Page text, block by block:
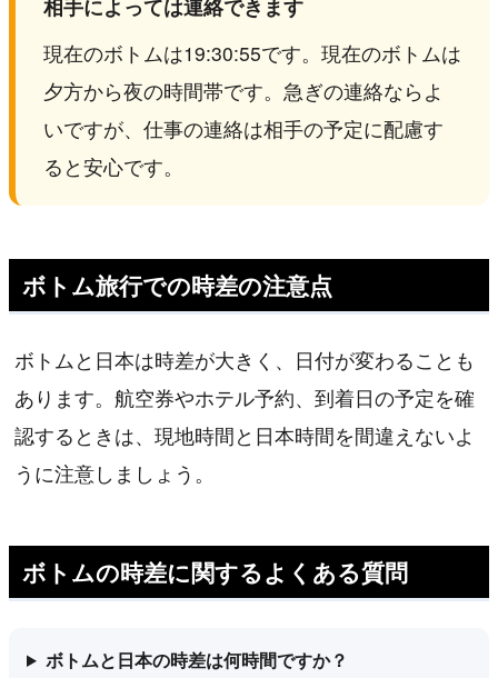
相手によっては連絡できます
現在のボトムは19:30:55です。現在のボトムは
夕方から夜の時間帯です。急ぎの連絡ならよ
いですが、仕事の連絡は相手の予定に配慮す
ると安心です。
ボトム旅行での時差の注意点
ボトムと日本は時差が大きく、日付が変わることも
あります。航空券やホテル予約、到着日の予定を確
認するときは、現地時間と日本時間を間違えないよ
うに注意しましょう。
ボトムの時差に関するよくある質問
ボトムと日本の時差は何時間ですか？